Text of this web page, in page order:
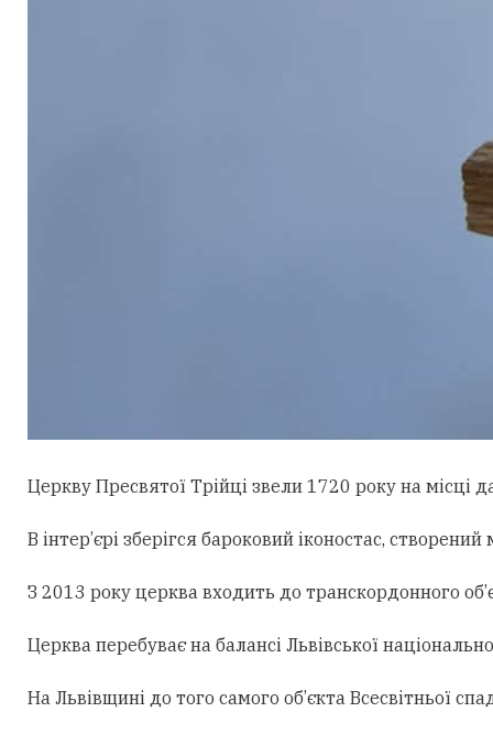
Церкву Пресвятої Трійці звели 1720 року на місці
В інтер’єрі зберігся бароковий іконостас,
З 2013 року церква входить до транскордонного
Церква перебуває на балансі Львівської
На Львівщині до того самого об’єкта Всесвітньої